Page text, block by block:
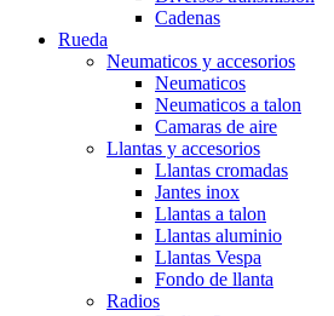
Cadenas
Rueda
Neumaticos y accesorios
Neumaticos
Neumaticos a talon
Camaras de aire
Llantas y accesorios
Llantas cromadas
Jantes inox
Llantas a talon
Llantas aluminio
Llantas Vespa
Fondo de llanta
Radios